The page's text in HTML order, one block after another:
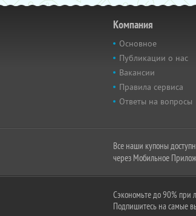
Компания
Основное
Публикации о нас
Вакансии
Правила сервиса
Ответы на вопросы
Все наши купоны
через Мобильное
Сэкономьте до 90% при
Подпишитесь на самые